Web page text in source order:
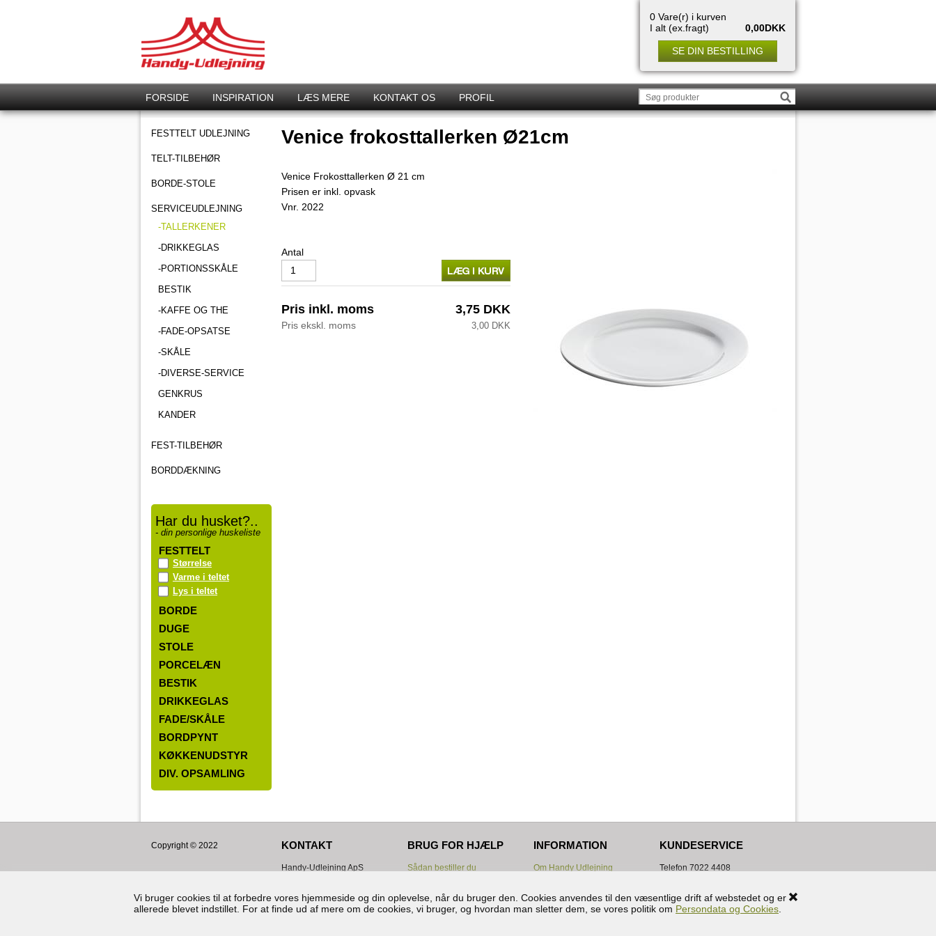
Vi bruger cookies til at forbedre vores hjemmeside og din oplevelse, når du bruger den. Cookies anvendes til den væsentlige drift af webstedet og er
allerede blevet indstillet. For at finde ud af mere om de cookies, vi bruger, og hvordan man sletter dem, se vores politik om Persondata og Cookies
0 Vare(r) i kurven
I alt (ex.fragt)
0,00DKK
SE DIN BESTILLING
FORSIDE INSPIRATION LÆS MERE KONTAKT OS PROFIL
FESTTELT UDLEJNING
TELT-TILBEHØR
BORDE-STOLE
SERVICEUDLEJNING
-TALLERKENER
-DRIKKEGLAS
-PORTIONSSKÅLE
BESTIK
-KAFFE OG THE
-FADE-OPSATSE
-SKÅLE
-DIVERSE-SERVICE
GENKRUS
KANDER
FEST-TILBEHØR
BORDDÆKNING
Har du husket?..
- din personlige huskeliste
FESTTELT
Størrelse
Varme i teltet
Lys i teltet
BORDE
DUGE
STOLE
PORCELÆN
BESTIK
DRIKKEGLAS
FADE/SKÅLE
BORDPYNT
KØKKENUDSTYR
DIV. OPSAMLING
Venice frokosttallerken Ø21cm
Venice Frokosttallerken Ø 21 cm
Prisen er inkl. opvask
Vnr. 2022
Antal
Pris inkl. moms 3,75 DKK
Pris ekskl. moms 3,00 DKK
Copyright © 2022 KONTAKT
Handy-Udlejning ApS
CVR: 31152763
BRUG FOR HJÆLP
Sådan bestiller du
Levering/Afhentning
Nyttige info.
INFORMATION
Om Handy Udlejning
Cookies og persondata
KUNDESERVICE
Telefon 7022 4408
Lukket
info@handyudlejning.dk